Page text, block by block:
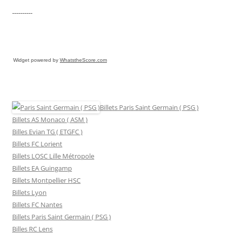
----------
Widget powered by WhatstheScore.com
Billets Paris Saint Germain ( PSG )
Billets AS Monaco ( ASM )
Billes Evian TG ( ETGFC )
Billets FC Lorient
Billets LOSC Lille Métropole
Billets EA Guingamp
Billets Montpellier HSC
Billets Lyon
Billets FC Nantes
Billets Paris Saint Germain ( PSG )
Billes RC Lens